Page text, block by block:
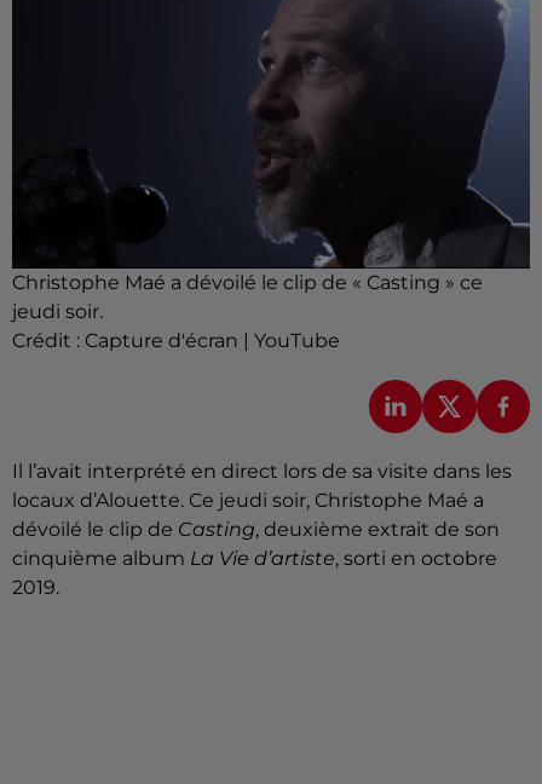
Christophe Maé a dévoilé le clip de « Casting » ce
jeudi soir.
Crédit : Capture d'écran | YouTube
Il l’avait interprété en direct lors de sa visite dans les
locaux d’Alouette. Ce jeudi soir, Christophe Maé a
dévoilé le clip de Casting, deuxième extrait de son
cinquième album La Vie d’artiste, sorti en octobre
2019.